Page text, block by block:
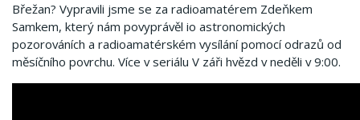
Břežan? Vypravili jsme se za radioamatérem Zdeňkem
Samkem, který nám povyprávěl io astronomických
pozorováních a radioamatérském vysílání pomocí odrazů od
měsíčního povrchu. Více v seriálu V záři hvězd v neděli v 9:00.